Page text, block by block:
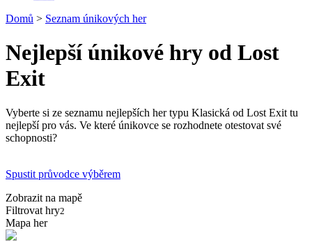
Domů > Seznam únikových her
Nejlepší únikové hry od Lost
Exit
Vyberte si ze seznamu nejlepších her typu Klasická od Lost Exit tu
nejlepší pro vás. Ve které únikovce se rozhodnete otestovat své
schopnosti?
Spustit průvodce výběrem
Zobrazit na mapě
Filtrovat hry2
Mapa her